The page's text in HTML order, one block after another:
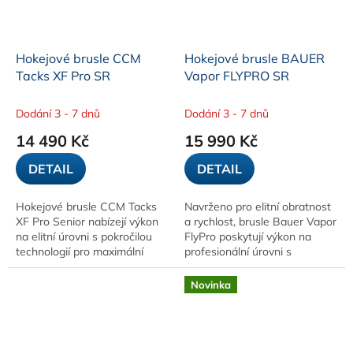
Hokejové brusle CCM
Tacks XF Pro SR
Dodání 3 - 7 dnů
14 490 Kč
DETAIL
Hokejové brusle CCM Tacks
XF Pro Senior nabízejí výkon
na elitní úrovni s pokročilou
technologií pro maximální
rychlost a obratnost. Jsou
Hokejové brusle BAUER
Vapor FLYPRO SR
Dodání 3 - 7 dnů
15 990 Kč
DETAIL
Navrženo pro elitní obratnost
a rychlost, brusle Bauer Vapor
FlyPro poskytují výkon na
profesionální úrovni s
maximálním přenosem
energie a ultralehkým střihem.
Novinka